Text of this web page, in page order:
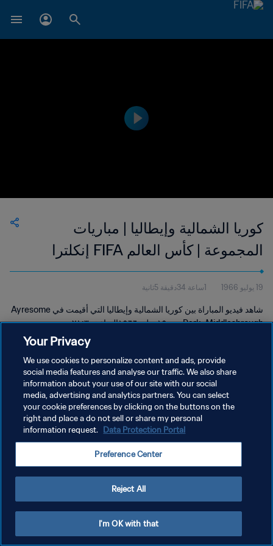
كوريا الشمالية وإيطاليا | مباريات
المجموعة | كأس العالم FIFA إنكلترا
١٩٦٦ | إعادة المباراة
19 يوليو 1966 1ساعة 34دقيقة 5ثانية
شاهد فيديو المباراة بين كوريا الشمالية وإيطاليا التي أقيمت في Ayresome
Park، Middlesbrough يوم ١٩ يوليو ١٩٦٦الساعة٢١:٣٠.
سياسة الخصوصية
إدارة تفضيلات ملفات تعريف الارتباط
Your Privacy
We use cookies to personalize content and ads, provide
social media features and analyse our traffic. We also share
information about your use of our site with our social
media, advertising and analytics partners. You can select
your cookie preferences by clicking on the buttons on the
right and place a do not sell or share my personal
information request. Data Protection Portal
Preference Center
Reject All
I'm OK with that